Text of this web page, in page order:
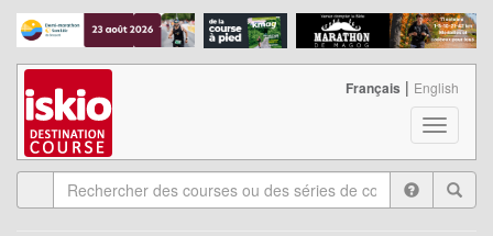
T
o
g
l
Français | English